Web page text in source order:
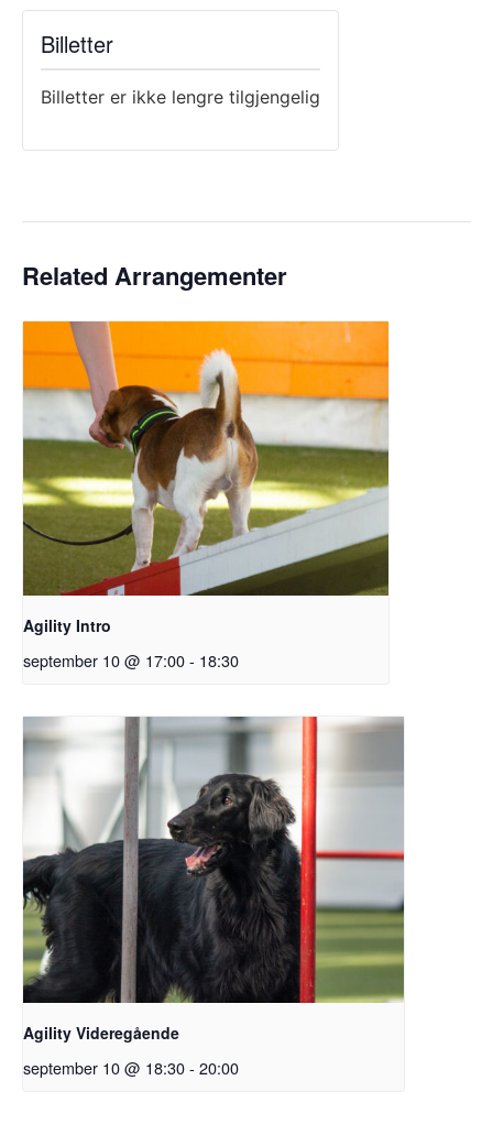
Billetter
Billetter er ikke lengre tilgjengelig
Related Arrangementer
Agility Intro
september 10 @ 17:00- 18:30
Agility Videregående
september 10 @ 18:30- 20:00